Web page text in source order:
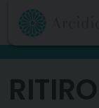
Skip
content